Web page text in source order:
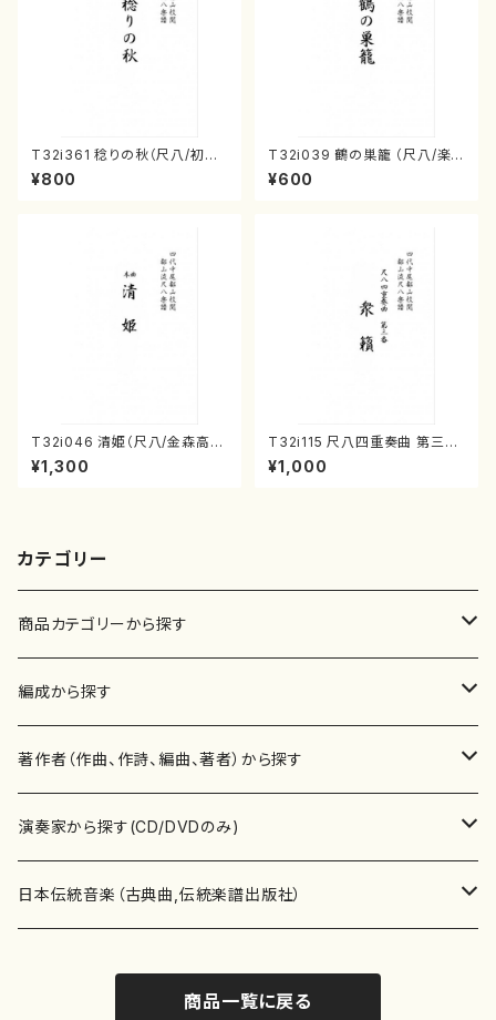
T32i361 稔りの秋（尺八/初代
山川園松/楽譜） 都山流公刊楽
譜曲番:2066
¥800
T32i039 鶴の巣籠 （尺八/楽
譜）都山no.38
¥600
T32i046 清姫（尺八/金森高
山/楽譜）都山流公刊楽譜曲番：
45
¥1,300
T32i115 尺八四重奏曲 第三番
衆籟（尺八/初代 山本邦山/尺
八/都山式譜）都山流公刊楽譜曲
¥1,000
カテゴリー
商品カテゴリーから探す
楽譜
書籍
書籍
テキストブック
CD・DVD
チケット
編成から探す
邦楽器
箏・琴（ソロ）
箏・琴（合奏）
合唱
混声合唱
歌・声
著作者（作曲、作詩、編曲、著者）から探す
あ行
青木省三(アオキ ショウゾウ)
か行
演奏家から探す(CD/DVDのみ)
邦楽（箏、三味線、尺八等）演奏家
日本伝統音楽（古典曲,伝統楽譜出版社）
商品一覧に戻る